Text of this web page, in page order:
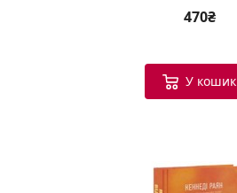
470₴
У кошик